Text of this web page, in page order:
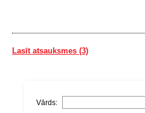
Lasīt atsauksmes (3)
Vārds: